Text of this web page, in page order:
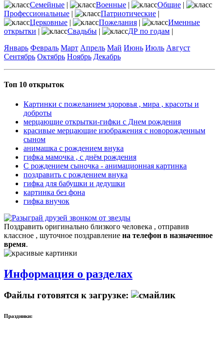
Семейные | Военные | Общие |
Профессиональные | Патриотические |
Церковные | Пожелания |
Именные
открытки | Свадьбы | ДР по годам |
Январь Февраль Март Апрель Май Июнь Июль Август
Сентябрь Октябрь Ноябрь Декабрь
Топ 10 открыток
Картинки с пожеланием здоровья , мира , красоты и
доброты
мерцающие открытки-гифки с Днем рождения
красивые мерцающие изображения с новорожденным
сыном
анимашка с рождением внука
гифка мамочка , с днём рождения
С рождением сыночка - анимационная картинка
поздравить с рождением внука
гифка для бабушки и дедушки
картинка без фона
гифка внучок
Поздравить оригинально близкого человека , отправив
классное , шуточное поздравление на телефон в назначенное
время.
Информация о разделах
Файлы готовятся к загрузке:
Праздники: